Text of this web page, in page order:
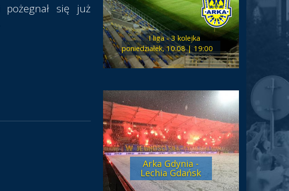
się już
I liga - 3 kolejka
poniedziałek, 10.08 | 19:00
Arka Gdynia -
Lechia Gdańsk